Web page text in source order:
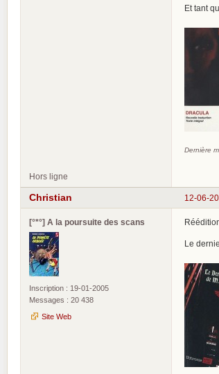
Et tant
Dernière
Hors ligne
12-06-
Christian
[°*°] A la poursuite des scans
Inscription : 19-01-2005
Messages : 20 438
Site Web
Le